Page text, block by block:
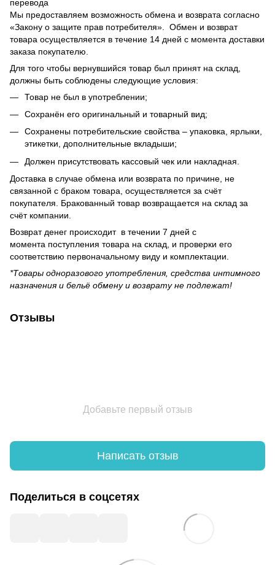
перевода
Мы предоставляем возможность обмена и возврата согласно
«Закону о защите прав потребителя». Обмен и возврат
товара осуществляется в течение 14 дней с момента доставки
заказа покупателю.
Для того чтобы вернувшийся товар был принят на склад,
должны быть соблюдены следующие условия:
Товар не был в употреблении;
Сохранён его оригинальный и товарный вид;
Сохранены потребительские свойства – упаковка, ярлыки,
этикетки, дополнительные вкладыши;
Должен присутствовать кассовый чек или накладная.
Доставка в случае обмена или возврата по причине, не
связанной с браком товара, осуществляется за счёт
покупателя. Бракованный товар возвращается на склад за
счёт компании.
Возврат денег происходит в течении 7 дней с
момента поступления товара на склад, и проверки его
соответствию первоначальному виду и комплектации.
*Товары одноразового употребления, средства интимного
назначения и бельё обмену и возврату не подлежат!
Отзывы
Добавьте первый отзыв
Написать отзыв
Поделиться в соцсетях